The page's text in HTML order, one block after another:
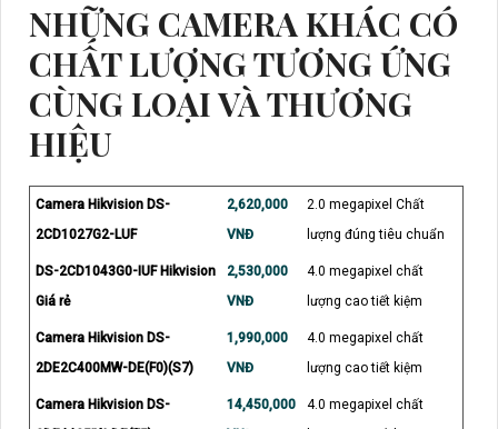
NHỮNG CAMERA KHÁC CÓ
CHẤT LƯỢNG TƯƠNG ỨNG
CÙNG LOẠI VÀ THƯƠNG
HIỆU
Camera Hikvision DS-
2CD1027G2-LUF
2,620,000
VNĐ
2.0 megapixel Chất
lượng đúng tiêu chuẩn
DS-2CD1043G0-IUF Hikvision
Giá rẻ
2,530,000
VNĐ
4.0 megapixel chất
lượng cao tiết kiệm
Camera Hikvision DS-
2DE2C400MW-DE(F0)(S7)
1,990,000
VNĐ
4.0 megapixel chất
lượng cao tiết kiệm
Camera Hikvision DS-
14,450,000
4.0 megapixel chất